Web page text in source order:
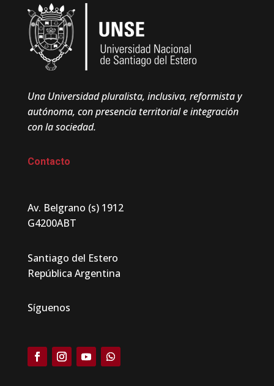
Una Universidad pluralista, inclusiva, reformista y
autónoma, con presencia territorial e integración
con la sociedad.
Contacto
Av. Belgrano (s) 1912
G4200ABT
Santiago del Estero
República Argentina
Síguenos